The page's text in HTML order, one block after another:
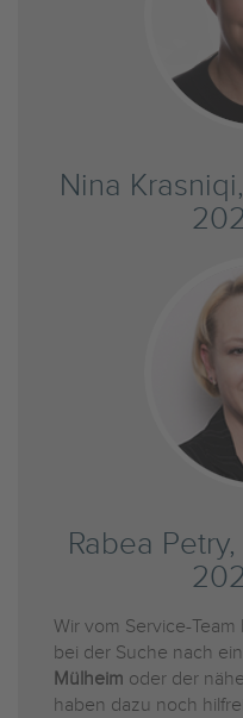
Nina
Rabea
Wir vom Service-
bei der Suche nach
Mülheim oder der
haben dazu noch